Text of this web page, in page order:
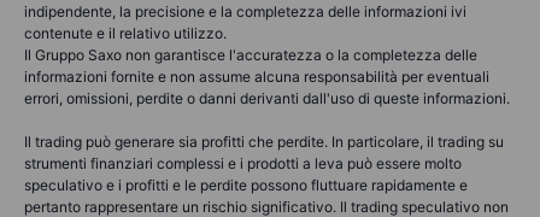
indipendente, la precisione e la completezza delle informazioni ivi
contenute e il relativo utilizzo.
Il Gruppo Saxo non garantisce l'accuratezza o la completezza delle
informazioni fornite e non assume alcuna responsabilità per eventuali
errori, omissioni, perdite o danni derivanti dall'uso di queste informazioni.
Il trading può generare sia profitti che perdite. In particolare, il trading su
strumenti finanziari complessi e i prodotti a leva può essere molto
speculativo e i profitti e le perdite possono fluttuare rapidamente e
pertanto rappresentare un rischio significativo. Il trading speculativo non